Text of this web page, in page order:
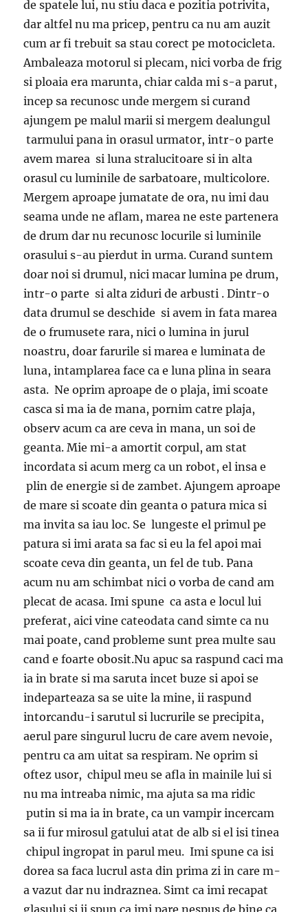
de spatele lui, nu stiu daca e pozitia potrivita,
dar altfel nu ma pricep, pentru ca nu am auzit
cum ar fi trebuit sa stau corect pe motocicleta.
Ambaleaza motorul si plecam, nici vorba de frig
si ploaia era marunta, chiar calda mi s-a parut,
incep sa recunosc unde mergem si curand
ajungem pe malul marii si mergem dealungul
tarmului pana in orasul urmator, intr-o parte
avem marea si luna stralucitoare si in alta
orasul cu luminile de sarbatoare, multicolore.
Mergem aproape jumatate de ora, nu imi dau
seama unde ne aflam, marea ne este partenera
de drum dar nu recunosc locurile si luminile
orasului s-au pierdut in urma. Curand suntem
doar noi si drumul, nici macar lumina pe drum,
intr-o parte si alta ziduri de arbusti . Dintr-o
data drumul se deschide si avem in fata marea
de o frumusete rara, nici o lumina in jurul
noastru, doar farurile si marea e luminata de
luna, intamplarea face ca e luna plina in seara
asta. Ne oprim aproape de o plaja, imi scoate
casca si ma ia de mana, pornim catre plaja,
observ acum ca are ceva in mana, un soi de
geanta. Mie mi-a amortit corpul, am stat
incordata si acum merg ca un robot, el insa e
plin de energie si de zambet. Ajungem aproape
de mare si scoate din geanta o patura mica si
ma invita sa iau loc. Se lungeste el primul pe
patura si imi arata sa fac si eu la fel apoi mai
scoate ceva din geanta, un fel de tub. Pana
acum nu am schimbat nici o vorba de cand am
plecat de acasa. Imi spune ca asta e locul lui
preferat, aici vine cateodata cand simte ca nu
mai poate, cand probleme sunt prea multe sau
cand e foarte obosit.Nu apuc sa raspund caci ma
ia in brate si ma saruta incet buze si apoi se
indeparteaza sa se uite la mine, ii raspund
intorcandu-i sarutul si lucrurile se precipita,
aerul pare singurul lucru de care avem nevoie,
pentru ca am uitat sa respiram. Ne oprim si
oftez usor, chipul meu se afla in mainile lui si
nu ma intreaba nimic, ma ajuta sa ma ridic
putin si ma ia in brate, ca un vampir incercam
sa ii fur mirosul gatului atat de alb si el isi tinea
chipul ingropat in parul meu. Imi spune ca isi
dorea sa faca lucrul asta din prima zi in care m-
a vazut dar nu indraznea. Simt ca imi recapat
glasului si ii spun ca imi pare nespus de bine ca